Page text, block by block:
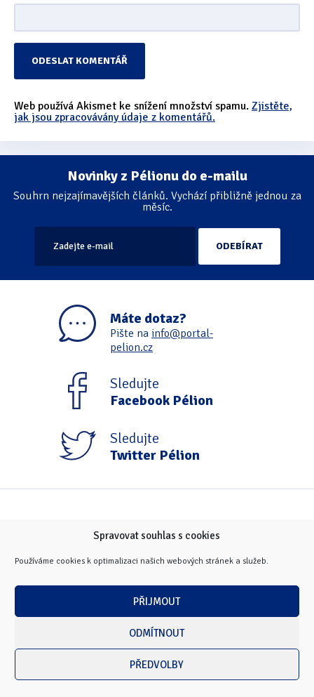
Spravovat souhlas s cookies
Používáme cookies k optimalizaci našich webových stránek a služeb.
PŘIJMOUT
ODMÍTNOUT
PŘEDVOLBY
Web používá Akismet ke snížení množství spamu. Zjistěte,
jak jsou zpracovávány údaje z komentářů.
Novinky z Pélionu do e-mailu
Souhrn nejzajímavějších článků. Vychází přibližně jednou za
měsíc.
Máte dotaz?
Pište na info@portal-
pelion.cz
Sledujte
Facebook Pélion
Sledujte
Twitter Pélion